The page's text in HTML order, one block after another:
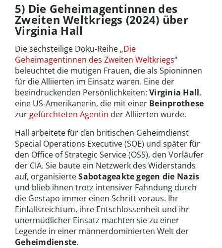
5) Die Geheimagentinnen des
Zweiten Weltkriegs (2024) über
Virginia Hall
Die sechsteilige Doku-Reihe „Die
Geheimagentinnen des Zweiten Weltkriegs“
beleuchtet die mutigen Frauen, die als Spioninnen
für die Alliierten im Einsatz waren. Eine der
beeindruckenden Persönlichkeiten: Virginia Hall,
eine US-Amerikanerin, die mit einer Beinprothese
zur gefürchteten Agentin der Alliierten wurde.
Hall arbeitete für den britischen Geheimdienst
Special Operations Executive (SOE) und später für
den Office of Strategic Service (OSS), den Vorläufer
der CIA. Sie baute ein Netzwerk des Widerstands
auf, organisierteSabotageaktegegen die Nazis
und blieb ihnen trotz intensiver Fahndung durch
die Gestapo immer einen Schritt voraus. Ihr
Einfallsreichtum, ihre Entschlossenheit und ihr
unermüdlicher Einsatz machten sie zu einer
Legende in einer männerdominierten Welt der
Geheimdienste.